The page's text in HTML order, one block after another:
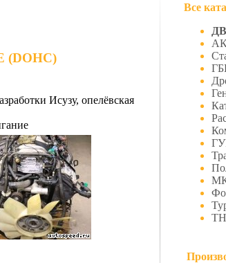
(DOHC)
Исузу, опелёвская
Все